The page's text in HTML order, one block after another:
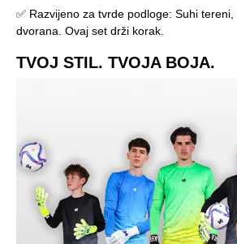
✅ Razvijeno za tvrde podloge: Suhi tereni,
dvorana. Ovaj set drži korak.
TVOJ STIL. TVOJA BOJA.